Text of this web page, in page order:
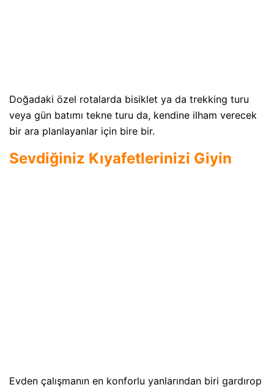
Doğadaki özel rotalarda bisiklet ya da trekking turu
veya gün batımı tekne turu da, kendine ilham verecek
bir ara planlayanlar için bire bir.
Sevdiğiniz Kıyafetlerinizi Giyin
Evden çalışmanın en konforlu yanlarından biri gardırop